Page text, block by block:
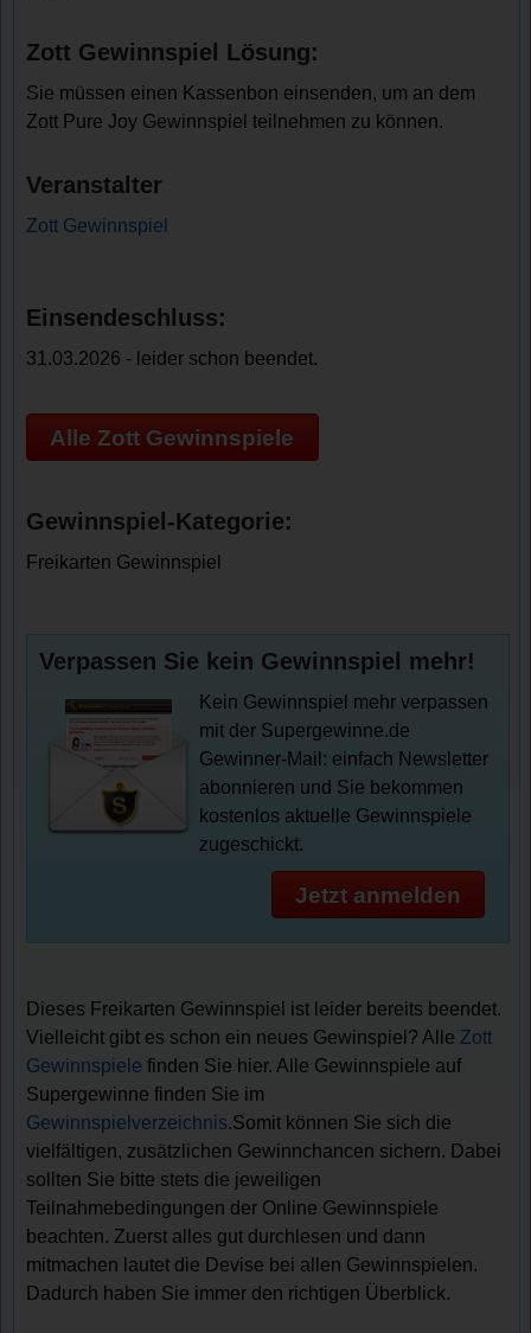
Zott Gewinnspiel Lösung:
Sie müssen einen Kassenbon einsenden, um an dem
Zott Pure Joy Gewinnspiel teilnehmen zu können.
Veranstalter
Zott Gewinnspiel
Einsendeschluss:
31.03.2026 - leider schon beendet.
Alle Zott Gewinnspiele
Gewinnspiel-Kategorie:
Freikarten Gewinnspiel
Verpassen Sie kein Gewinnspiel mehr!
Kein Gewinnspiel mehr verpassen
mit der Supergewinne.de
Gewinner-Mail: einfach Newsletter
abonnieren und Sie bekommen
kostenlos aktuelle Gewinnspiele
zugeschickt.
Jetzt anmelden
Dieses Freikarten Gewinnspiel ist leider bereits beendet.
Vielleicht gibt es schon ein neues Gewinspiel? Alle Zott
Gewinnspiele finden Sie hier. Alle Gewinnspiele auf
Supergewinne finden Sie im
Gewinnspielverzeichnis.Somit können Sie sich die
vielfältigen, zusätzlichen Gewinnchancen sichern. Dabei
sollten Sie bitte stets die jeweiligen
Teilnahmebedingungen der Online Gewinnspiele
beachten. Zuerst alles gut durchlesen und dann
mitmachen lautet die Devise bei allen Gewinnspielen.
Dadurch haben Sie immer den richtigen Überblick.